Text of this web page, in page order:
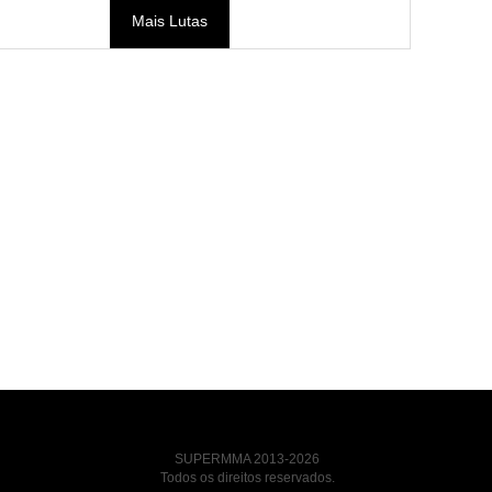
Mais Lutas
SUPERMMA 2013-2026
Todos os direitos reservados.